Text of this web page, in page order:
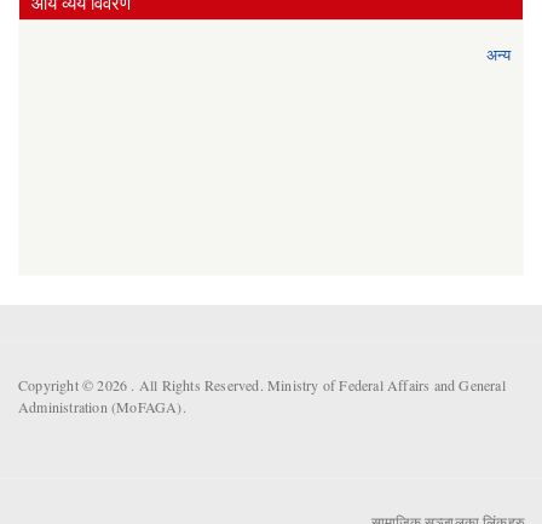
अन्य
Copyright © 2026 . All Rights Reserved. Ministry of Federal Affairs and General
Administration (MoFAGA).